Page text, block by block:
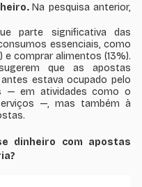
Na pesquisa anterior,
parte significativa das
essenciais, como
comprar alimentos (13%).
que as apostas
estava ocupado pelo
— em atividades como o
—, mas também à
dinheiro com apostas